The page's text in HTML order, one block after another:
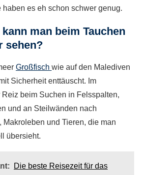
haben es eh schon schwer genug.
man beim Tauchen
sehen?
Großfisch wie auf den Malediven
Sicherheit enttäuscht. Im
Reiz beim Suchen in Felsspalten,
und an Steilwänden nach
Makroleben und Tieren, die man
übersieht.
Die beste Reisezeit für das